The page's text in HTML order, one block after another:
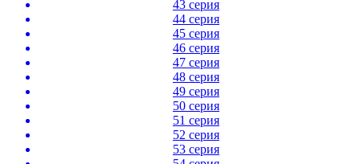
43 серия
44 серия
45 серия
46 серия
47 серия
48 серия
49 серия
50 серия
51 серия
52 серия
53 серия